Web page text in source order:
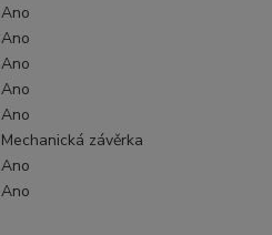
Ano
Ano
Ano
Ano
Ano
Mechanická závěrka
Ano
Ano